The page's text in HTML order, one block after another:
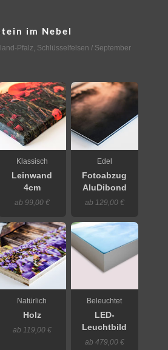
im Nebel
Pfalz, Schlüsselfelsen / September
Klassisch
Leinwand
4cm
ab 99,00 €
Edel
Fotoabzug
AluDibond
ab 129,00 €
Natürlich
Holz
ab 119,00 €
Beleuchtet
LED-
Leuchtbild
ab 479,00 €